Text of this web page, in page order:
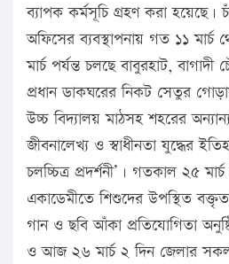
ব্যাপক কর্মসূচি গ্রহণ করা হয়েছে।
অফিসের ব্যবস্থাপনায় গত ১১
মার্চ পর্যন্ত চলছে বাবুরহাট,
প্রধান ডাকঘরের নিকট সেতুর
উচ্চ বিদ্যালয় মাঠসহ শহরের
জীবনালেখ্য ও স্বাধীনতা যুদ্ধের
চলচ্চিত্র প্রদর্শনী’। গতকাল ২৫
একাডেমীতে শিশুদের উপস্থিত
গান ও ছবি আঁকা প্রতিযোগিতা
ও আজ ২৬ মার্চ ২ দিন জেলার